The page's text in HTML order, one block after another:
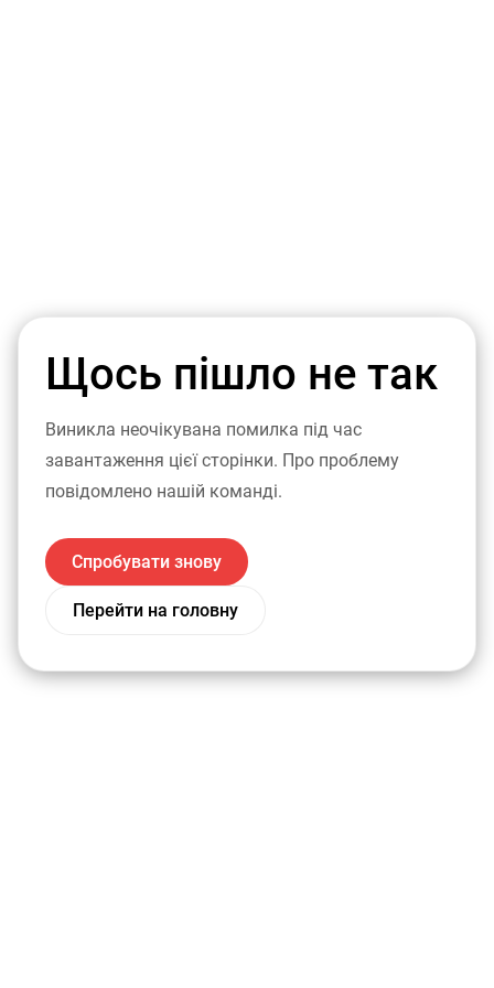
Щось пішло не так
Виникла неочікувана помилка під час
завантаження цієї сторінки. Про проблему
повідомлено нашій команді.
Спробувати знову
Перейти на головну